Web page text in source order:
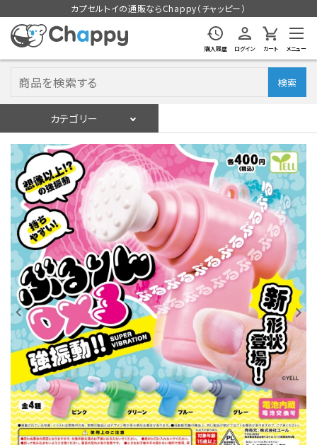
カプセルトイの通販ならChappy（チャッピー）
購入履歴 ログイン カート メニュー
検索
カテゴリー
ログイン 会員登録
入荷スケジュールをチェック
カプセルトイマシン本体
カプセルトイ
販促用空カプセル
レンタル
景品・玩具・文具
販促用カプセルトイ